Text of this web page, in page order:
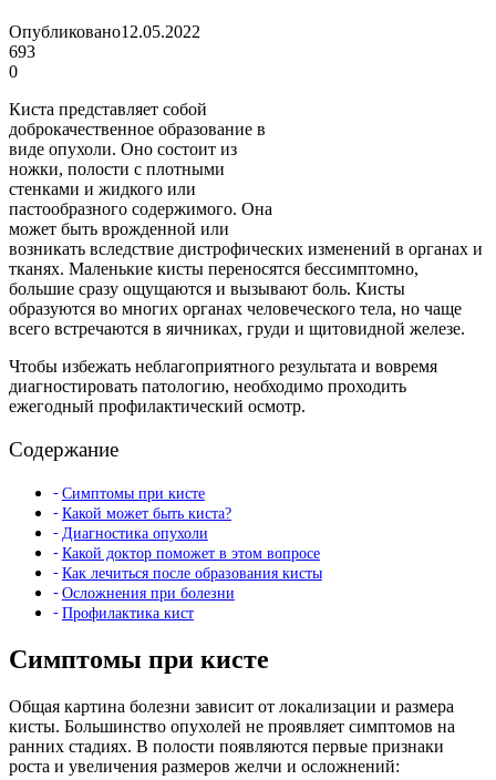
Опубликовано12.05.2022
693
0
Киста представляет собой
доброкачественное образование в
виде опухоли. Оно состоит из
ножки, полости с плотными
стенками и жидкого или
пастообразного содержимого. Она
может быть врожденной или
возникать вследствие дистрофических изменений в органах и
тканях. Маленькие кисты переносятся бессимптомно,
большие сразу ощущаются и вызывают боль. Кисты
образуются во многих органах человеческого тела, но чаще
всего встречаются в яичниках, груди и щитовидной железе.
Чтобы избежать неблагоприятного результата и вовремя
диагностировать патологию, необходимо проходить
ежегодный профилактический осмотр.
Содержание
Симптомы при кисте
Какой может быть киста?
Диагностика опухоли
Какой доктор поможет в этом вопросе
Как лечиться после образования кисты
Осложнения при болезни
Профилактика кист
Симптомы при кисте
Общая картина болезни зависит от локализации и размера
кисты. Большинство опухолей не проявляет симптомов на
ранних стадиях. В полости появляются первые признаки
роста и увеличения размеров желчи и осложнений: